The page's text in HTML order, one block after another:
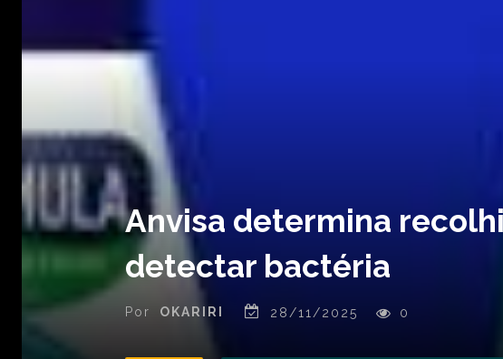
Anvisa determina
detectar bactéria
Por OKARIRI 28/11/2025 0